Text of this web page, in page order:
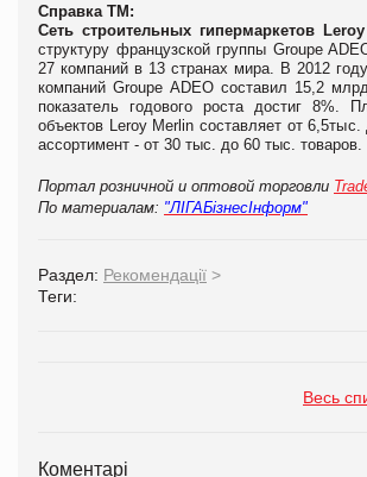
Справка ТМ:
Сеть строительных гипермаркетов
структуру французской группы Groupe
27 компаний в 13 странах мира. В 2012
компаний Groupe ADEO составил 15,2
показатель годового роста достиг 8%.
объектов Leroy Merlin составляет от 6,5тыс.
ассортимент - от 30 тыс. до 60 тыс. товаров.
Портал розничной и оптовой торговли
По материалам: "ЛIГАБiзнесIнформ"
Раздел: Рекомендації >
Теги:
Весь
Коментарі